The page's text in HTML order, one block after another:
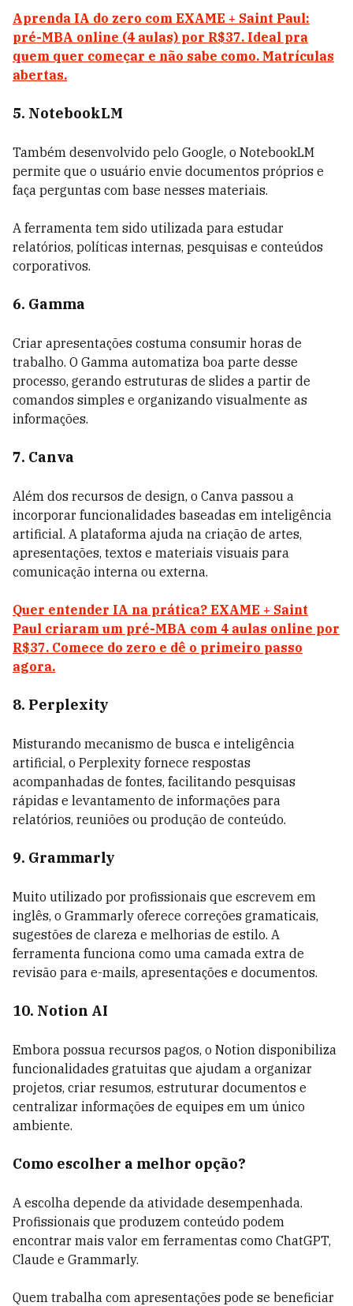
Aprenda IA do zero com EXAME + Saint Paul:
pré-MBA online (4 aulas) por R$37. Ideal pra
quem quer começar e não sabe como. Matrículas
abertas.
5. NotebookLM
Também desenvolvido pelo Google, o NotebookLM
permite que o usuário envie documentos próprios e
faça perguntas com base nesses materiais.
A ferramenta tem sido utilizada para estudar
relatórios, políticas internas, pesquisas e conteúdos
corporativos.
6. Gamma
Criar apresentações costuma consumir horas de
trabalho. O Gamma automatiza boa parte desse
processo, gerando estruturas de slides a partir de
comandos simples e organizando visualmente as
informações.
7. Canva
Além dos recursos de design, o Canva passou a
incorporar funcionalidades baseadas em inteligência
artificial. A plataforma ajuda na criação de artes,
apresentações, textos e materiais visuais para
comunicação interna ou externa.
Quer entender IA na prática? EXAME + Saint
Paul criaram um pré-MBA com 4 aulas online por
R$37. Comece do zero e dê o primeiro passo
agora.
8. Perplexity
Misturando mecanismo de busca e inteligência
artificial, o Perplexity fornece respostas
acompanhadas de fontes, facilitando pesquisas
rápidas e levantamento de informações para
relatórios, reuniões ou produção de conteúdo.
9. Grammarly
Muito utilizado por profissionais que escrevem em
inglês, o Grammarly oferece correções gramaticais,
sugestões de clareza e melhorias de estilo. A
ferramenta funciona como uma camada extra de
revisão para e-mails, apresentações e documentos.
10. Notion AI
Embora possua recursos pagos, o Notion disponibiliza
funcionalidades gratuitas que ajudam a organizar
projetos, criar resumos, estruturar documentos e
centralizar informações de equipes em um único
ambiente.
Como escolher a melhor opção?
A escolha depende da atividade desempenhada.
Profissionais que produzem conteúdo podem
encontrar mais valor em ferramentas como ChatGPT,
Claude e Grammarly.
Quem trabalha com apresentações pode se beneficiar